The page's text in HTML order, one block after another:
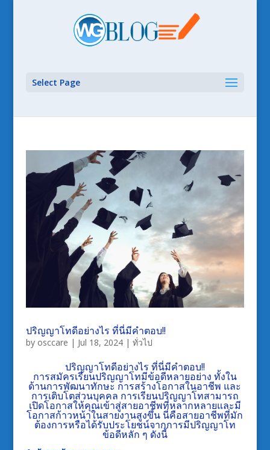
Select Page
ปริญญาโทดีอย่างไร ที่นี่มีคำตอบ!!
by osccare | Jul 18, 2024| ทั่วไป
ปริญญาโทดีอย่างไร ที่นี่มีคำตอบ!!
การสมัครเรียนปริญญาโทมีข้อดีหลายอย่าง ทั้งใน
ด้านการพัฒนาทักษะ การสร้างโอกาสในอาชีพ และ
การเติบโตส่วนบุคคล การเรียนปริญญาโทสามารถ
เปิดโอกาสให้คุณเข้าสู่สายอาชีพที่หลากหลายและมี
โอกาสก้าวหน้าในสายงานสูงขึ้น นี่คือสายอาชีพที่มัก
ต้องการหรือได้รับประโยชน์จากการมีปริญญาโท
ข้อดีหลัก ๆ ดังนี้